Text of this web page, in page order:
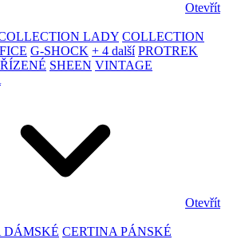
Otevřít
LADY COLLECTION
G-SHOCK + 4 další PROTREK
SHEEN VINTAGE
Otevřít
DÁMSKÉ CERTINA PÁNSKÉ